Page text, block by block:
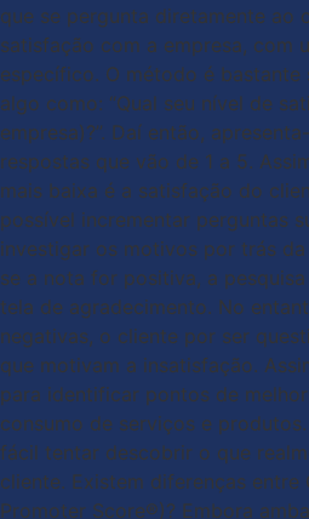
que se pergunta diretamente ao
satisfação com a empresa, com
específico. O método é bastante
algo como: “Qual seu nível de
empresa)?”. Daí então,
respostas que vão de 1 a 5.
mais baixa é a satisfação do
possível incrementar perguntas
investigar os motivos por trás
se a nota for positiva, a
tela de agradecimento. No
negativas, o cliente por ser
que motivam a insatisfação.
para identificar pontos de
consumo de serviços e
fácil tentar descobrir o que
cliente. Existem diferenças entre
Promoter Score®)? Embora